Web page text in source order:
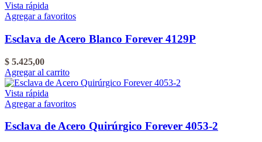
Vista rápida
Agregar a favoritos
Esclava de Acero Blanco Forever 4129P
$ 5.425,00
Agregar al carrito
Vista rápida
Agregar a favoritos
Esclava de Acero Quirúrgico Forever 4053-2